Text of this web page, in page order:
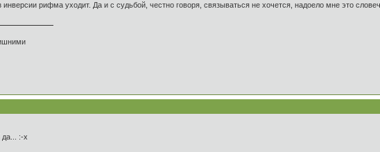
рифма уходит. Да и с судьбой, честно говоря, связываться не хочется, надоело мне это
:-x